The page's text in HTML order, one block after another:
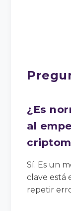
¿Es
al
Sí. Es un
clave está
repetir